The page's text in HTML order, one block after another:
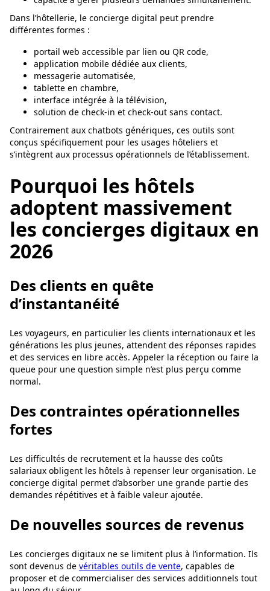
Dans l’hôtellerie, le concierge digital peut prendre
différentes formes :
portail web accessible par lien ou QR code,
application mobile dédiée aux clients,
messagerie automatisée,
tablette en chambre,
interface intégrée à la télévision,
solution de check-in et check-out sans contact.
Contrairement aux chatbots génériques, ces outils sont
conçus spécifiquement pour les usages hôteliers et
s’intègrent aux processus opérationnels de l’établissement.
Pourquoi les hôtels
adoptent massivement
les concierges digitaux en
2026
Des clients en quête
d’instantanéité
Les voyageurs, en particulier les clients internationaux et les
générations les plus jeunes, attendent des réponses rapides
et des services en libre accès. Appeler la réception ou faire la
queue pour une question simple n’est plus perçu comme
normal.
Des contraintes opérationnelles
fortes
Les difficultés de recrutement et la hausse des coûts
salariaux obligent les hôtels à repenser leur organisation. Le
concierge digital permet d’absorber une grande partie des
demandes répétitives et à faible valeur ajoutée.
De nouvelles sources de revenus
Les concierges digitaux ne se limitent plus à l’information. Ils
sont devenus de véritables outils de vente, capables de
proposer et de commercialiser des services additionnels tout